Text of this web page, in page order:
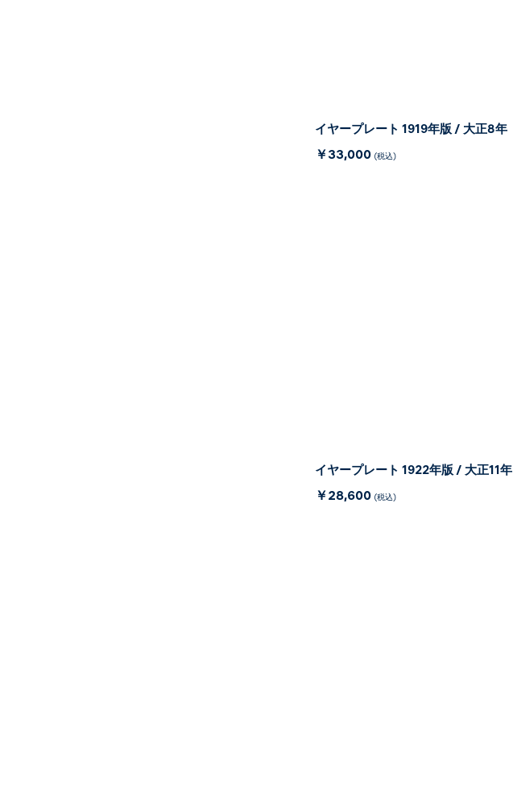
イヤープレート 1919年版 / 大正8年
￥33,000 (税込)
イヤープレート 1922年版 / 大正11年
￥28,600 (税込)